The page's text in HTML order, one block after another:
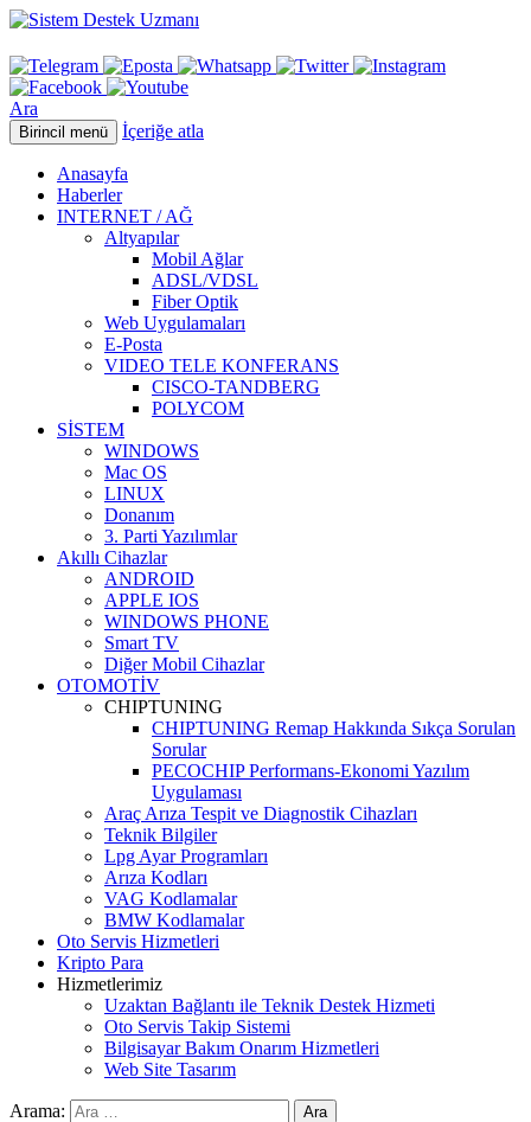
Ara
Birincil menü İçeriğe atla
Anasayfa
Haberler
INTERNET / AĞ
Altyapılar
Mobil Ağlar
ADSL/VDSL
Fiber Optik
Web Uygulamaları
E-Posta
VIDEO TELE KONFERANS
CISCO-TANDBERG
POLYCOM
SİSTEM
WINDOWS
Mac OS
LINUX
Donanım
3. Parti Yazılımlar
Akıllı Cihazlar
ANDROID
APPLE IOS
WINDOWS PHONE
Smart TV
Diğer Mobil Cihazlar
OTOMOTİV
CHIPTUNING
CHIPTUNING Remap Hakkında Sıkça Sorulan
Sorular
PECOCHIP Performans-Ekonomi Yazılım
Uygulaması
Araç Arıza Tespit ve Diagnostik Cihazları
Teknik Bilgiler
Lpg Ayar Programları
Arıza Kodları
VAG Kodlamalar
BMW Kodlamalar
Oto Servis Hizmetleri
Kripto Para
Hizmetlerimiz
Uzaktan Bağlantı ile Teknik Destek Hizmeti
Oto Servis Takip Sistemi
Bilgisayar Bakım Onarım Hizmetleri
Web Site Tasarım
Arama: